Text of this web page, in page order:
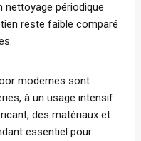
nettoyage périodique
reste faible comparé
modernes sont
à un usage intensif
des matériaux et
essentiel pour